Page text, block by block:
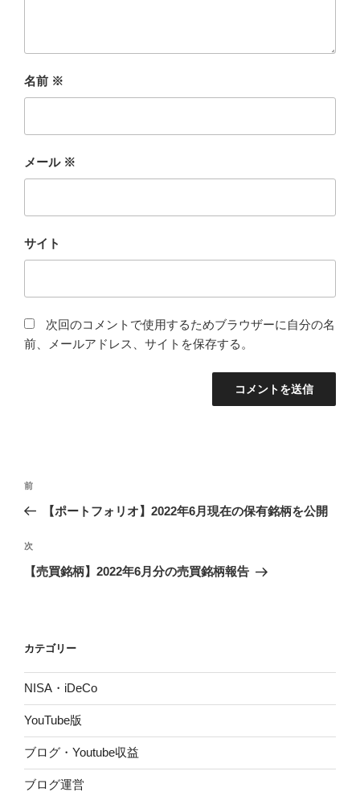
名前 ※
メール ※
サイト
次回のコメントで使用するためブラウザーに自分の名
前、メールアドレス、サイトを保存する。
投
ナ
ビ
ゲ
ン
前
の
稿
前
【ポートフォリオ】2022年6月現在の保有銘柄を公開
次
の
次
【売買銘柄】2022年6月分の売買銘柄報告
カテゴリー
NISA・iDeCo
YouTube版
ブログ・Youtube収益
ブログ運営